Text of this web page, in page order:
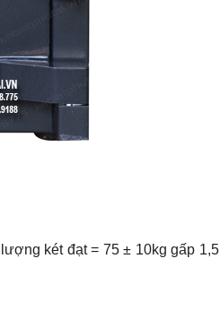
két đạt = 75 ± 10kg gấp 1,5